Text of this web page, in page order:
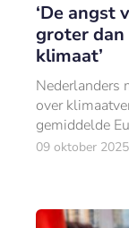
‘De angst
groter
klimaat’
Nederlanders
over
gemiddelde
er persoonlijk
09 oktober 2025